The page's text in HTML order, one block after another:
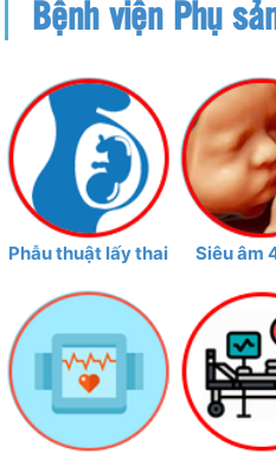
Bệnh viện Phụ
Phẫu thuật lấy thai Siêu âm